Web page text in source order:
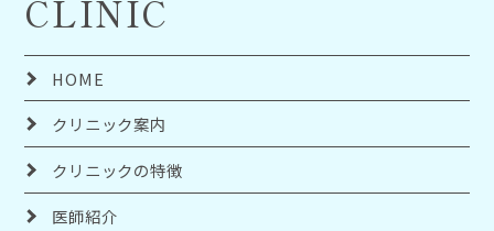
CLINIC
HOME
クリニック案内
クリニックの特徴
医師紹介